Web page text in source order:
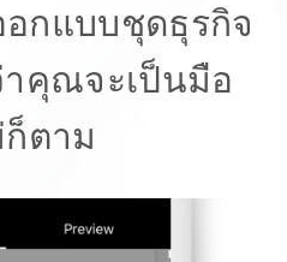
อกแบบชุดธุรกิจ
คุณจะเป็นมือ
ตาม